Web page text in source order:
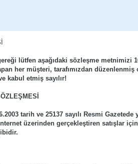
lütfen aşağıdaki sözleşme metnimizi
her müşteri, tarafımızdan
kabul etmiş sayılır!
tarih ve 25137 sayılı Resmi
üzerinden gerçekleştiren satışlar